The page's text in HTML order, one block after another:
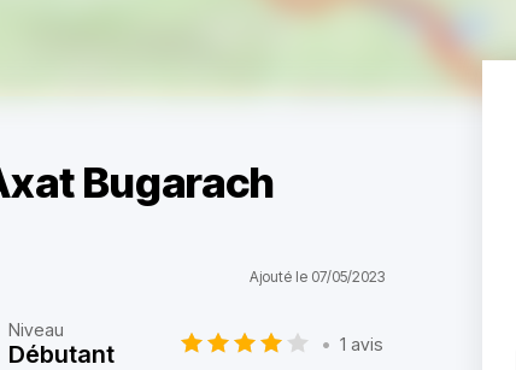
Bugarach
Ajouté le 07/05/2023
Niveau
Débutant • 1 avis